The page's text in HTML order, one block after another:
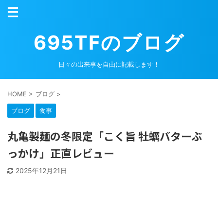
695TFのブログ
日々の出来事を自由に記載します！
HOME > ブログ >
ブログ 食事
丸亀製麺の冬限定「こく旨 牡蠣バターぶ
っかけ」正直レビュー
2025年12月21日